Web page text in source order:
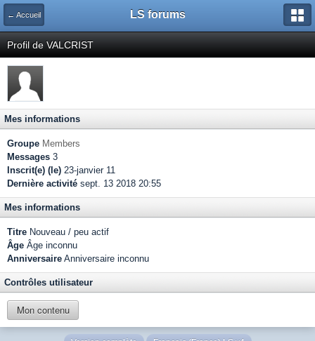
← Accueil LS forums
Profil de VALCRIST
Mes informations
Groupe Members
Messages 3
Inscrit(e) (le) 23-janvier 11
Dernière activité sept. 13 2018 20:55
Mes informations
Titre Nouveau / peu actif
Âge Âge inconnu
Anniversaire Anniversaire inconnu
Contrôles utilisateur
Mon contenu